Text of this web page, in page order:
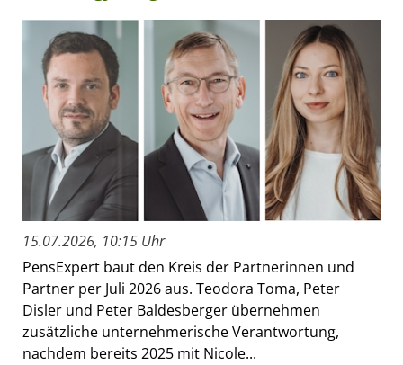
15.07.2026, 10:15 Uhr
PensExpert baut den Kreis der Partnerinnen und
Partner per Juli 2026 aus. Teodora Toma, Peter
Disler und Peter Baldesberger übernehmen
zusätzliche unternehmerische Verantwortung,
nachdem bereits 2025 mit Nicole...